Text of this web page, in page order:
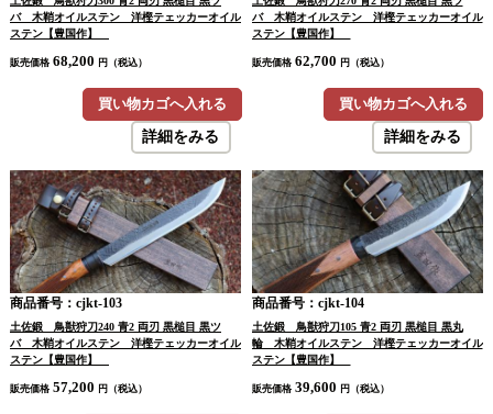
バ 木鞘オイルステン 洋樫テェッカーオイル
ステン【豊国作】
販売価格 68,200 円（税込）
買い物カゴへ入れる
詳細をみる
バ 木鞘オイルステン 洋樫テェッカーオイル
ステン【豊国作】
販売価格 62,700 円（税込）
買い物カゴへ入れる
詳細をみる
商品番号：cjkt-103
土佐鍛 鳥獣狩刀240 青2 両刃 黒槌目 黒ツ
バ 木鞘オイルステン 洋樫テェッカーオイル
ステン【豊国作】
販売価格 57,200 円（税込）
商品番号：cjkt-104
土佐鍛 鳥獣狩刀105 青2 両刃 黒槌目 黒丸
輪 木鞘オイルステン 洋樫テェッカーオイル
ステン【豊国作】
販売価格 39,600 円（税込）